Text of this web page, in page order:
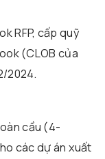
RFP, cấp quỹ
(CLOB của
2024.
cầu (4-
các dự án xuất